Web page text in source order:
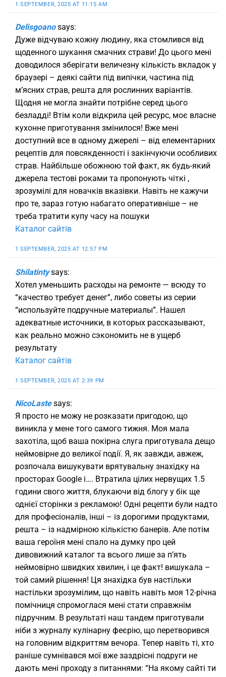
1 SEPTEMBER, 2025 AT 11:15 AM
Delisgoano says:
Дуже відчуваю кожну людину, яка стомлився від
щоденного шукання смачних страви! До цього мені
доводилося зберігати величезну кількість вкладок у
браузері – деякі сайти під випічки, частина під
м’ясних страв, решта для рослинних варіантів.
Щодня не могла знайти потрібне серед цього
безладді! Втім коли відкрила цей ресурс, моє власне
кухонне приготування змінилося! Вже мені
доступний все в одному джерелі – від елементарних
рецептів для повсякденності і закінчуючи особливих
страв. Найбільше обожнюю той факт, як будь-який
джерела тестові роками та пропонують чіткі ,
зрозумілі для новачків вказівки. Навіть не кажучи
про те, зараз готую набагато оперативніше – не
треба тратити купу часу на пошуки
Каталог сайтів
1 SEPTEMBER, 2025 AT 12:57 PM
Shilatinty says:
Хотел уменьшить расходы на ремонте — всюду то
“качество требует денег”, либо советы из серии
“используйте подручные материалы”. Нашел
адекватные источники, в которых рассказывают,
как реально можно сэкономить не в ущерб
результату
Каталог сайтів
1 SEPTEMBER, 2025 AT 2:39 PM
NicoLaste says:
Я просто не можу не розказати пригодою, що
виникла у мене того самого тижня. Моя мала
захотіла, щоб ваша покірна слуга приготувала дещо
неймовірне до великої події. Я, як завжди, авжеж,
розпочала вишукувати врятувальну знахідку на
просторах Google і…. Втратила цілих нервущих 1.5
години свого життя, блукаючи від блогу у бік ще
однієї сторінки з рекламою! Одні рецепти були надто
для професіоналів, інші – із дорогими продуктами,
решта – із надмірною кількістю банерів. Але потім
ваша героїня мені спало на думку про цей
дивовижний каталог та всього лише за п’ять
неймовірно швидких хвилин, і це факт! вишукала –
той самий рішення! Ця знахідка був настільки
настільки зрозумілим, що навіть навіть моя 12-річна
помічниця спромоглася мені стати справжнім
підручним. В результаті наш тандем приготували
ніби з журналу кулінарну феєрію, що перетворився
на головним відкриттям вечора. Тепер навіть ті, хто
раніше сумнівався мої вже заздрісні подруги не
дають мені проходу з питаннями: “На якому сайті ти